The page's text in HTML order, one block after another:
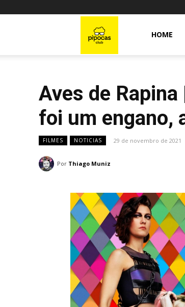
HOME
Aves de
foi um engano,
FILMES NOTICIAS 29 de novembro de 2021
Por Thiago Muniz